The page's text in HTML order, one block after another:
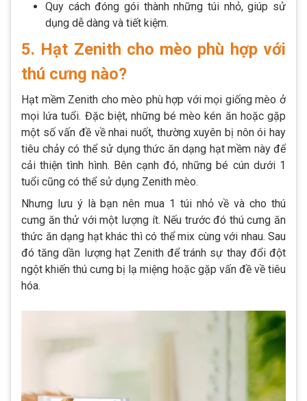
Quy cách đóng gói thành những túi nhỏ, giúp sử
dụng dễ dàng và tiết kiệm.
5. Hạt Zenith cho mèo phù hợp với
thú cưng nào?
Hạt mềm Zenith cho mèo phù hợp với mọi giống mèo ở
mọi lứa tuổi. Đặc biệt, những bé mèo kén ăn hoặc gặp
một số vấn đề về nhai nuốt, thường xuyên bị nôn ói hay
tiêu chảy có thể sử dụng thức ăn dạng hạt mềm này để
cải thiện tình hình. Bên cạnh đó, những bé cún dưới 1
tuổi cũng có thể sử dụng Zenith mèo.
Nhưng lưu ý là bạn nên mua 1 túi nhỏ về và cho thú
cưng ăn thử với một lượng ít. Nếu trước đó thú cưng ăn
thức ăn dạng hạt khác thì có thể mix cùng với nhau. Sau
đó tăng dần lượng hạt Zenith để tránh sự thay đổi đột
ngột khiến thú cưng bị lạ miệng hoặc gặp vấn đề về tiêu
hóa.